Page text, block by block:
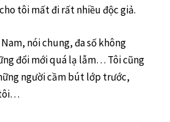
tôi mất đi rất nhiều độc giả.
nói chung, đa số không
đổi mới quá lạ lẫm… Tôi cũng
người cầm bút lớp trước,
tôi…